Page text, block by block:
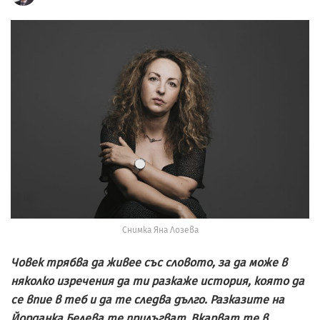
Снимка Яна Лозева
Човек трябва да живее със словото, за да може в
няколко изречения да ти разкаже история, която да
се впие в теб и да те следва дълго. Разказите на